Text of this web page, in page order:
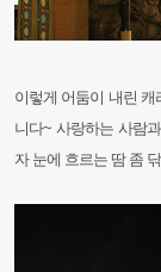
이렇게 어둠이 내린
니다~ 사랑하는 사람
자 눈에 흐르는 땀 좀